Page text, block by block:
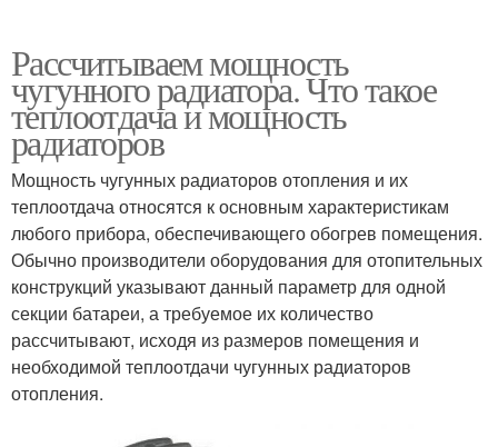
Рассчитываем мощность
чугунного радиатора. Что такое
теплоотдача и мощность
радиаторов
Мощность чугунных радиаторов отопления и их
теплоотдача относятся к основным характеристикам
любого прибора, обеспечивающего обогрев помещения.
Обычно производители оборудования для отопительных
конструкций указывают данный параметр для одной
секции батареи, а требуемое их количество
рассчитывают, исходя из размеров помещения и
необходимой теплоотдачи чугунных радиаторов
отопления.